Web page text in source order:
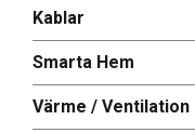
Kablar
Smarta Hem
Värme / Ventilation